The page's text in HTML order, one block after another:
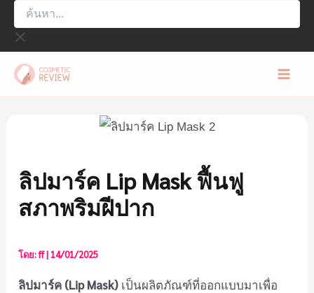
ค้นหา...
ลิปมาร์ค Lip Mask ฟื้นฟู
สภาพริมฝีปาก
โดย:ff| 14/01/2025
ลิปมาร์ค (Lip Mask)เป็นผลิตภัณฑ์ที่ออกแบบมาเพื่อ